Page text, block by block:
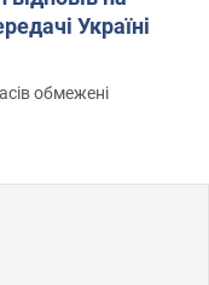
Україні
обмежені